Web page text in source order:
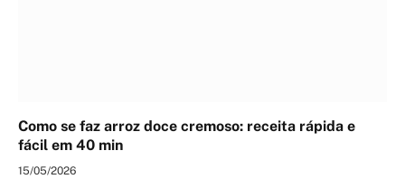
Como se faz arroz doce cremoso: receita rápida e
fácil em 40 min
15/05/2026